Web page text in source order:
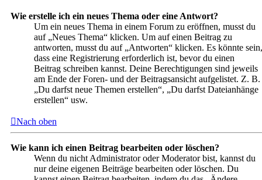
Wie erstelle ich ein neues Thema oder eine Antwort?
Um ein neues Thema in einem Forum zu eröffnen, musst du
auf „Neues Thema“ klicken. Um auf einen Beitrag zu
antworten, musst du auf „Antworten“ klicken. Es könnte sein,
dass eine Registrierung erforderlich ist, bevor du einen
Beitrag schreiben kannst. Deine Berechtigungen sind jeweils
am Ende der Foren- und der Beitragsansicht aufgelistet. Z. B.
„Du darfst neue Themen erstellen“, „Du darfst Dateianhänge
erstellen“ usw.
Nach oben
Wie kann ich einen Beitrag bearbeiten oder löschen?
Wenn du nicht Administrator oder Moderator bist, kannst du
nur deine eigenen Beiträge bearbeiten oder löschen. Du